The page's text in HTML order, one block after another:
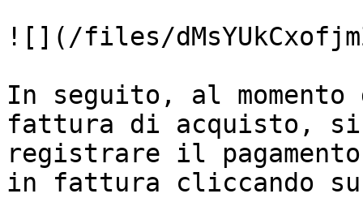
![](/files/
In seguito, al
fattura di acquisto, si
registrare il
in fattura cliccando